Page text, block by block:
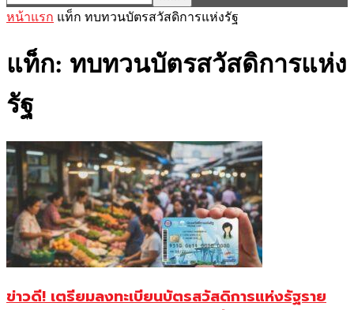
หน้าแรก แท็ก ทบทวนบัตรสวัสดิการแห่งรัฐ
แท็ก: ทบทวนบัตรสวัสดิการแห่ง
รัฐ
ข่าวดี! เตรียมลงทะเบียนบัตรสวัสดิการแห่งรัฐราย